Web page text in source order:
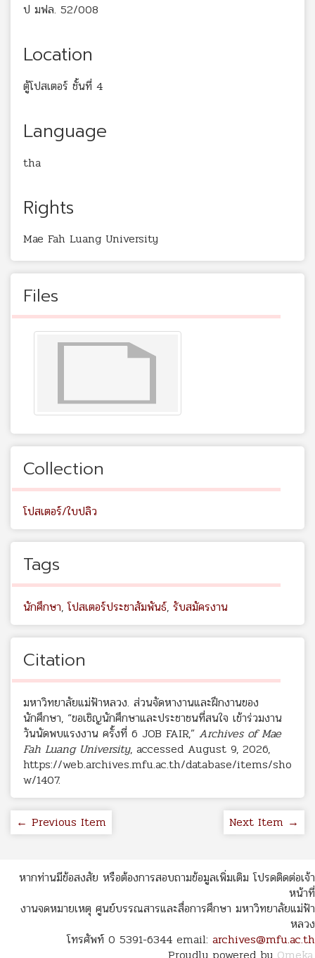
ป มฟล. 52/008
Location
ตู้โปสเตอร์ ชั้นที่ 4
Language
tha
Rights
Mae Fah Luang University
Files
Collection
โปสเตอร์/ใบปลิว
Tags
นักศึกษา,โปสเตอร์ประชาสัมพันธ์, รับสมัครงาน
Citation
มหาวิทยาลัยแม่ฟ้าหลวง. ส่วนจัดหางานและฝึกงานของ
นักศึกษา, “ขอเชิญนักศึกษาและประชาชนที่สนใจ เข้าร่วมงาน
วันนัดพบแรงงาน ครั้งที่ 6 JOB FAIR,” Archives of Mae
Fah Luang University, accessed August 9, 2026,
https://web.archives.mfu.ac.th/database/items/sho
w/1407.
← Previous Item Next Item →
หากท่านมีข้อสงสัย หรือต้องการสอบถามข้อมูลเพิ่มเติม โปรดติดต่อเจ้า
หน้าที่
งานจดหมายเหตุ ศูนย์บรรณสารและสื่อการศึกษา มหาวิทยาลัยแม่ฟ้า
หลวง
โทรศัพท์ 0 5391-6344 email: archives@mfu.ac.th